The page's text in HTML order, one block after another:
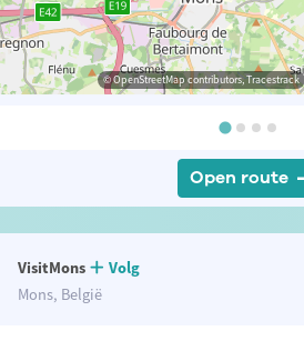
© OpenStreetMap contributors, Tracestrack
Open route
VisitMons
Volg
Mons, België